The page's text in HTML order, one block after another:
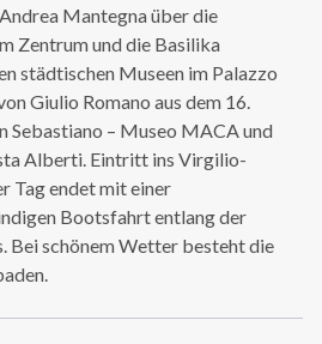
Mantegna über die
Zentrum und die Basilika
städtischen Museen im Palazzo
Giulio Romano aus dem 16.
Sebastiano – Museo MACA und
Alberti. Eintritt ins Virgilio-
Tag endet mit einer
Bootsfahrt entlang der
Bei schönem Wetter besteht die